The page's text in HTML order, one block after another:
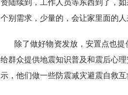
资陆续到，工作人员等东西到了，
个别需求，少量的，会让家里面的人
除了做好物资发放，安置点也
给群众提供地震知识普及和震后心
示，他们做一些防震减灾避震自救